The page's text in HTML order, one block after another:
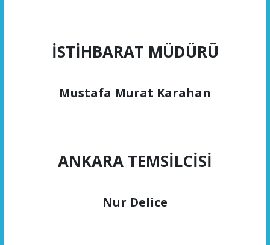
İSTİHBARAT MÜDÜRÜ
Mustafa Murat Karahan
ANKARA TEMSİLCİSİ
Nur Delice